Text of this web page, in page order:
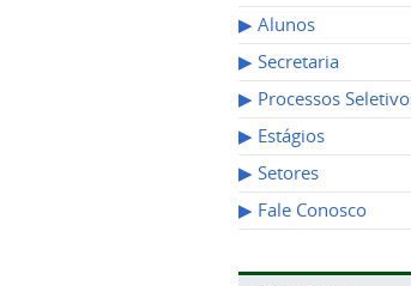
▶︎ Alunos
▶︎ Secretaria
▶︎ Processos
▶︎ Estágios
▶︎ Setores
▶︎ Fale Conosco